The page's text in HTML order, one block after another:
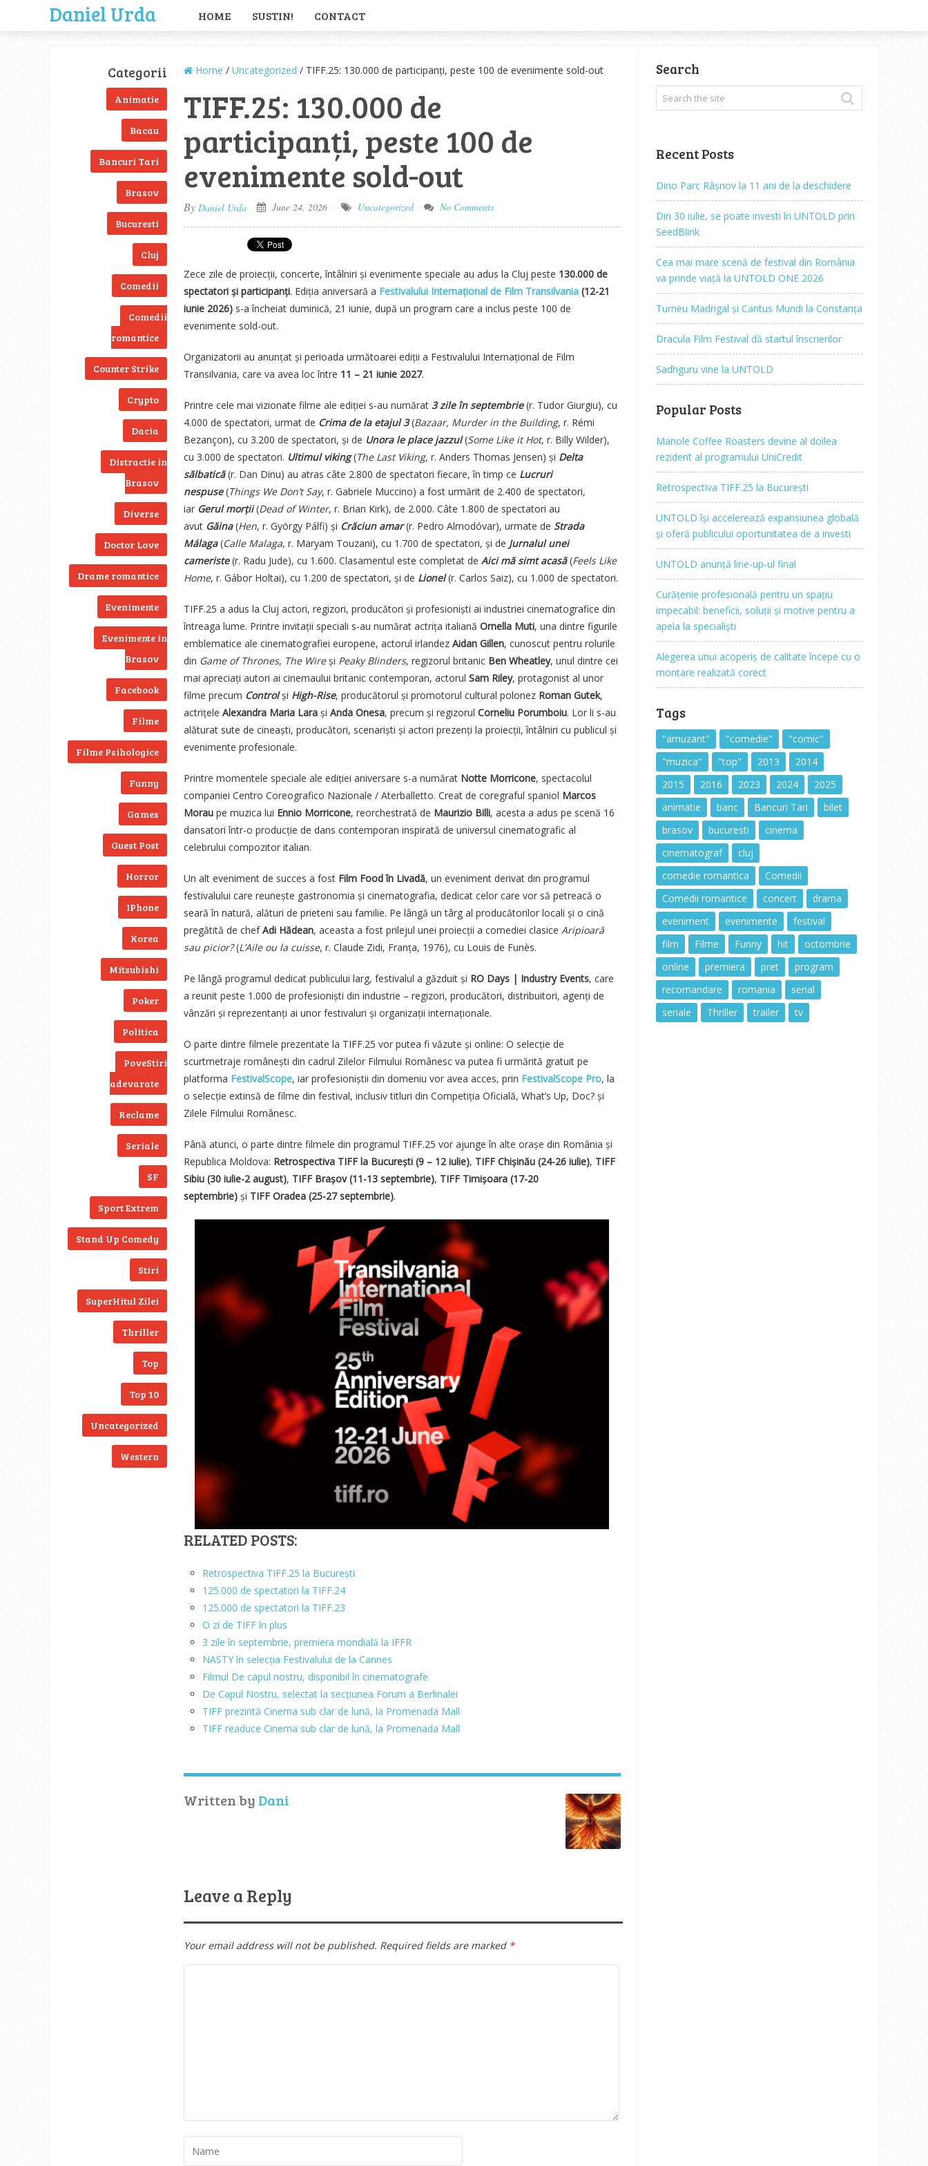
Daniel Urda HOME SUSTIN! CONTACT
Categorii
Animatie
Bacau
Bancuri Tari
Brasov
Bucuresti
Cluj
Comedii
Comedii
romantice
Counter Strike
Crypto
Dacia
Distractie in
Brasov
Diverse
Doctor Love
Drame romantice
Evenimente
Evenimente in
Brasov
Facebook
Filme
Filme Psihologice
Funny
Games
Guest Post
Horror
IPhone
Korea
Mitsubishi
Poker
Politica
PoveStiri
adevarate
Reclame
Seriale
SF
Sport Extrem
Stand Up Comedy
Stiri
SuperHitul Zilei
Thriller
Top
Top 10
Uncategorized
Western
Home / Uncategorized / TIFF.25: 130.000 de participanți, peste 100 de evenimente sold-out
TIFF.25: 130.000 de
participanți, peste 100 de
evenimente sold-out
By Daniel Urda June 24, 2026 Uncategorized No Comments
Zece zile de proiecții, concerte, întâlniri și evenimente speciale au adus la Cluj peste 130.000 de
spectatori și participanți. Ediția aniversară a Festivalului Internațional de Film Transilvania (12-21
iunie 2026) s-a încheiat duminică, 21 iunie, după un program care a inclus peste 100 de
evenimente sold-out.
Organizatorii au anunțat și perioada următoarei ediții a Festivalului Internațional de Film
Transilvania, care va avea loc între 11 – 21 iunie 2027.
Printre cele mai vizionate filme ale ediției s-au numărat 3 zile în septembrie(r. Tudor Giurgiu), cu
4.000 de spectatori, urmat de Crima de la etajul 3(Bazaar, Murder in the Building, r. Rémi
Bezançon), cu 3.200 de spectatori, și de Unora le place jazzul(Some Like it Hot, r. Billy Wilder),
cu 3.000 de spectatori. Ultimul viking(The Last Viking, r. Anders Thomas Jensen) și Delta
sălbatică(r. Dan Dinu) au atras câte 2.800 de spectatori fiecare, în timp ce Lucruri
nespuse(Things We Don’t Say, r. Gabriele Muccino) a fost urmărit de 2.400 de spectatori,
iar Gerul morții(Dead of Winter, r. Brian Kirk), de 2.000. Câte 1.800 de spectatori au
avut Găina(Hen, r. György Pálfi) și Crăciun amar(r. Pedro Almodóvar), urmate de Strada
Málaga(Calle Malaga, r. Maryam Touzani), cu 1.700 de spectatori, și de Jurnalul unei
cameriste(r. Radu Jude), cu 1.600. Clasamentul este completat de Aici mă simt acasă(Feels Like
Home, r. Gábor Holtai), cu 1.200 de spectatori, și de Lionel(r. Carlos Saiz), cu 1.000 de spectatori.
TIFF.25 a adus la Cluj actori, regizori, producători și profesioniști ai industriei cinematografice din
întreaga lume. Printre invitații speciali s-au numărat actrița italiană Ornella Muti, una dintre figurile
emblematice ale cinematografiei europene, actorul irlandez Aidan Gillen, cunoscut pentru rolurile
din Game of Thrones, The Wireși Peaky Blinders, regizorul britanic Ben Wheatley, unul dintre cei
mai apreciați autori ai cinemaului britanic contemporan, actorul Sam Riley, protagonist al unor
filme precum Controlși High-Rise, producătorul și promotorul cultural polonez Roman Gutek,
actrițele Alexandra Maria Lara și Anda Onesa, precum și regizorul Corneliu Porumboiu. Lor li s-au
alăturat sute de cineaști, producători, scenariști și actori prezenți la proiecții, întâlniri cu publicul și
evenimente profesionale.
Printre momentele speciale ale ediției aniversare s-a numărat Notte Morricone, spectacolul
companiei Centro Coreografico Nazionale / Aterballetto. Creat de coregraful spaniol Marcos
Morau pe muzica lui Ennio Morricone, reorchestrată de Maurizio Billi, acesta a adus pe scenă 16
dansatori într-o producție de dans contemporan inspirată de universul cinematografic al
celebrului compozitor italian.
Un alt eveniment de succes a fost Film Food în Livadă, un eveniment derivat din programul
festivalului care reunește gastronomia și cinematografia, dedicat celor care vor să petreacă o
seară în natură, alături de prieteni sau familie. Pe lângă un târg al producătorilor locali și o cină
pregătită de chefAdi Hădean, aceasta a fost prilejul unei proiecții a comediei clasice Aripioară
sau picior?(L’Aile ou la cuisse, r. Claude Zidi, Franța, 1976), cu Louis de Funès.
Pe lângă programul dedicat publicului larg, festivalul a găzduit și RO Days | Industry Events, care
a reunit peste 1.000 de profesioniști din industrie – regizori, producători, distribuitori, agenți de
vânzări și reprezentanți ai unor festivaluri și organizații internaționale.
O parte dintre filmele prezentate la TIFF.25 vor putea fi văzute și online: O selecție de
scurtmetraje românești din cadrul Zilelor Filmului Românesc va putea fi urmărită gratuit pe
platforma FestivalScope, iar profesioniștii din domeniu vor avea acces, prin FestivalScope Pro, la
o selecție extinsă de filme din festival, inclusiv titluri din Competiția Oficială, What’s Up, Doc? și
Zilele Filmului Românesc.
Până atunci, o parte dintre filmele din programul TIFF.25 vor ajunge în alte orașe din România și
Republica Moldova: Retrospectiva TIFF la București (9 – 12 iulie), TIFF Chișinău (24-26 iulie), TIFF
Sibiu (30 iulie-2 august), TIFF Brașov (11-13 septembrie), TIFF Timișoara (17-20
septembrie) și TIFF Oradea (25-27 septembrie).
RELATED POSTS:
Retrospectiva TIFF.25 la București
125.000 de spectatori la TIFF.24
125.000 de spectatori la TIFF.23
O zi de TIFF în plus
3 zile în septembrie, premiera mondială la IFFR
NASTY în selecția Festivalului de la Cannes
Filmul De capul nostru, disponibil în cinematografe
De Capul Nostru, selectat la secțiunea Forum a Berlinalei
TIFF prezintă Cinema sub clar de lună, la Promenada Mall
TIFF readuce Cinema sub clar de lună, la Promenada Mall
Written by Dani
Leave a Reply
Your email address will not be published. Required fields are marked *
Search
Recent Posts
Dino Parc Râșnov la 11 ani de la deschidere
Din 30 iulie, se poate investi în UNTOLD prin
SeedBlink
Cea mai mare scenă de festival din România
va prinde viață la UNTOLD ONE 2026
Turneu Madrigal și Cantus Mundi la Constanța
Dracula Film Festival dă startul înscrierilor
Sadhguru vine la UNTOLD
Popular Posts
Manole Coffee Roasters devine al doilea
rezident al programului UniCredit
Retrospectiva TIFF.25 la București
UNTOLD își accelerează expansiunea globală
și oferă publicului oportunitatea de a investi
UNTOLD anunță line-up-ul final
Curățenie profesională pentru un spațiu
impecabil: beneficii, soluții și motive pentru a
apela la specialiști
Alegerea unui acoperiș de calitate începe cu o
montare realizată corect
Tags
"amuzant" "comedie"
"comic"
"muzica"
"top" 2013
2014
2015
2016 2023 2024
2025
animatie
banc Bancuri Tari
bilet
brasov
bucuresti
cinema
cinematograf
cluj
comedie romantica
Comedii
Comedii romantice
concert
drama
eveniment
evenimente
festival
film
Filme Funny hit
octombrie
online
premiera pret
program
recomandare
romania
serial
seriale
Thriller trailer tv